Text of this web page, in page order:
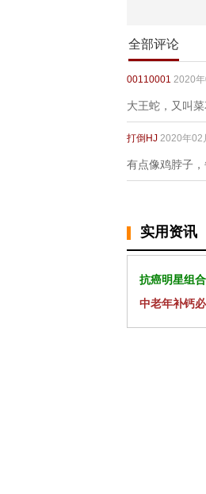
全部评论
00110001 2020
大王蛇，又叫
打倒HJ 2020年02
有点像鸡脖子
实用资讯
抗癌明星组
中老年补钙